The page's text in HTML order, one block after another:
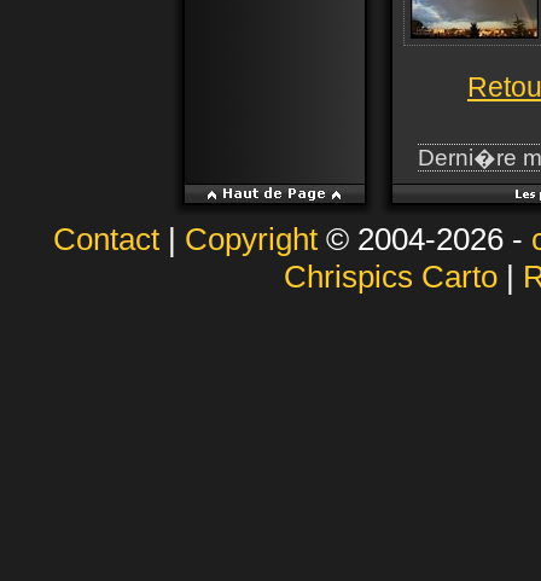
Derni�re
Contact| Copyright© 2004-2026 -
Chrispics Carto|